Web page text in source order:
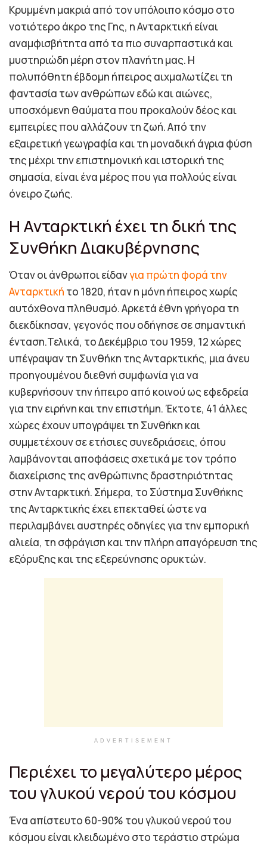
Κρυμμένη μακριά από τον υπόλοιπο κόσμο στο
νοτιότερο άκρο της Γης, η Ανταρκτική είναι
αναμφισβήτητα από τα πιο συναρπαστικά και
μυστηριώδη μέρη στον πλανήτη μας. Η
πολυπόθητη έβδομη ήπειρος αιχμαλωτίζει τη
φαντασία των ανθρώπων εδώ και αιώνες,
υποσχόμενη θαύματα που προκαλούν δέος και
εμπειρίες που αλλάζουν τη ζωή. Από την
εξαιρετική γεωγραφία και τη μοναδική άγρια φύση
της μέχρι την επιστημονική και ιστορική της
σημασία, είναι ένα μέρος που για πολλούς είναι
όνειρο ζωής.
Η Ανταρκτική έχει τη δική της
Συνθήκη Διακυβέρνησης
Όταν οι άνθρωποι είδανγια πρώτη φορά την
Ανταρκτική το 1820, ήταν η μόνη ήπειρος χωρίς
αυτόχθονα πληθυσμό. Αρκετά έθνη γρήγορα τη
διεκδίκησαν, γεγονός που οδήγησε σε σημαντική
ένταση.Τελικά, το Δεκέμβριο του 1959, 12 χώρες
υπέγραψαν τη Συνθήκη της Ανταρκτικής, μια άνευ
προηγουμένου διεθνή συμφωνία για να
κυβερνήσουν την ήπειρο από κοινού ως εφεδρεία
για την ειρήνη και την επιστήμη. Έκτοτε, 41 άλλες
χώρες έχουν υπογράψει τη Συνθήκη και
συμμετέχουν σε ετήσιες συνεδριάσεις, όπου
λαμβάνονται αποφάσεις σχετικά με τον τρόπο
διαχείρισης της ανθρώπινης δραστηριότητας
στην Ανταρκτική. Σήμερα, το Σύστημα Συνθήκης
της Ανταρκτικής έχει επεκταθεί ώστε να
περιλαμβάνει αυστηρές οδηγίες για την εμπορική
αλιεία, τη σφράγιση και την πλήρη απαγόρευση της
εξόρυξης και της εξερεύνησης ορυκτών.
ADVERTISEMENT
Περιέχει το μεγαλύτερο μέρος
του γλυκού νερού του κόσμου
Ένα απίστευτο 60-90% του γλυκού νερού του
κόσμου είναι κλειδωμένο στο τεράστιο στρώμα